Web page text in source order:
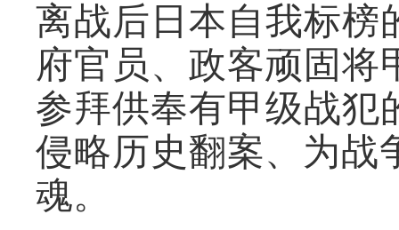
离战后日本自我标榜
府官员、政客顽固将
参拜供奉有甲级战犯
侵略历史翻案、为战
魂。